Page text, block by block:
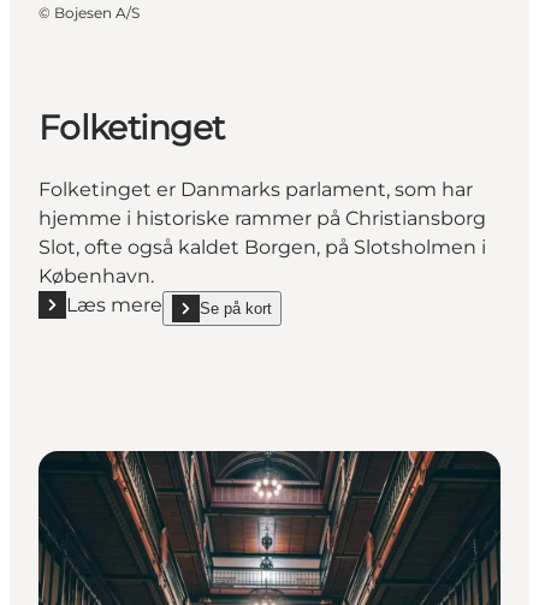
© Bojesen A/S
Folketinget
Folketinget er Danmarks parlament, som har
hjemme i historiske rammer på Christiansborg
Slot, ofte også kaldet Borgen, på Slotsholmen i
København.
Læs mere
Læs mere "Folketinget"
Se på kort
show Folketinget on_map